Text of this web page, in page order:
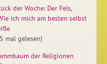
der Woche: Der Fels,
ich mich am besten selbst
mal gelesen)
der Religionen